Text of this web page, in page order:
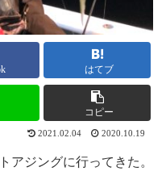
はてブ
コピー
2021.02.04 2020.10.19
アジングに行ってきた。